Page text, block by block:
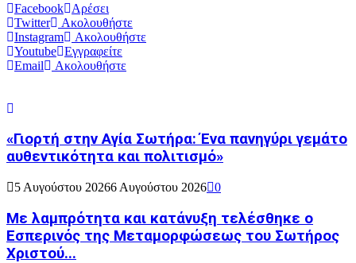
Facebook
Αρέσει
Twitter
Ακολουθήστε
Instagram
Ακολουθήστε
Youtube Εγγραφείτε
Email
Ακολουθήστε
«Γιορτή στην Αγία Σωτήρα: Ένα πανηγύρι γεμάτο
αυθεντικότητα και πολιτισμό»
5 Αυγούστου 20266 Αυγούστου 2026 0
Με λαμπρότητα και κατάνυξη τελέσθηκε ο
Εσπερινός της Μεταμορφώσεως του Σωτήρος
Χριστού...